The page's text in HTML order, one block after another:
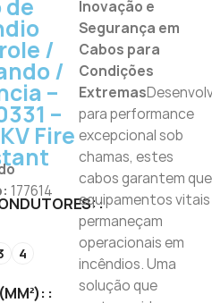
de
/
/
–
–
Fire
177614
4
Inovação e
Segurança em
Cabos para
Condições
Extremas
para performance
excepcional sob
chamas, estes
cabos garantem que
equipamentos vitais
permaneçam
operacionais em
incêndios. Uma
solução que